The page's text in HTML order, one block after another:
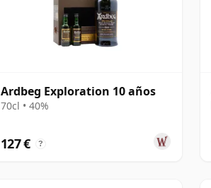
Ardbeg Exploration 10 años
70cl • 40%
127 € ?